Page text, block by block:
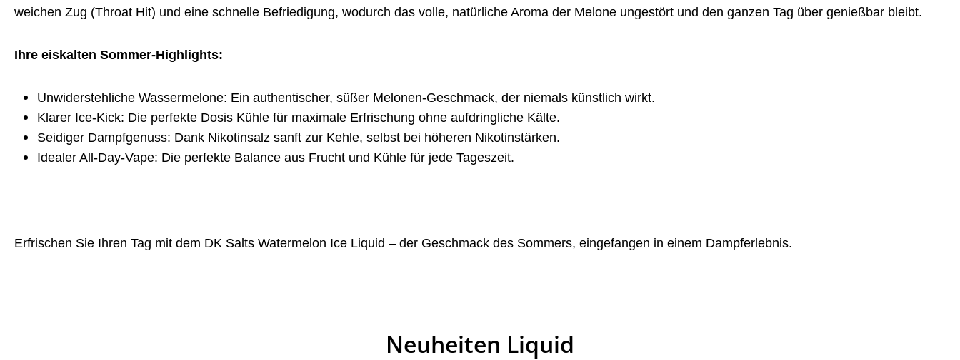
weichen Zug (Throat Hit) und eine schnelle Befriedigung, wodurch das volle, natürliche Aroma der Melone ungestört und den ganzen Tag über genießbar bleibt.
Ihre eiskalten Sommer-Highlights:
Unwiderstehliche Wassermelone: Ein authentischer, süßer Melonen-Geschmack, der niemals künstlich wirkt.
Klarer Ice-Kick: Die perfekte Dosis Kühle für maximale Erfrischung ohne aufdringliche Kälte.
Seidiger Dampfgenuss: Dank Nikotinsalz sanft zur Kehle, selbst bei höheren Nikotinstärken.
Idealer All-Day-Vape: Die perfekte Balance aus Frucht und Kühle für jede Tageszeit.
Erfrischen Sie Ihren Tag mit dem DK Salts Watermelon Ice Liquid – der Geschmack des Sommers, eingefangen in einem Dampferlebnis.
Neuheiten Liquid